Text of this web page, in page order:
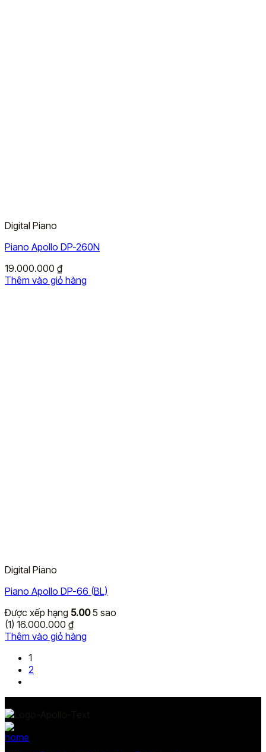
Digital Piano
Piano Apollo DP-260N
19.000.000 ₫
Thêm vào giỏ hàng
Digital Piano
Piano Apollo DP-66 (BL)
Được xếp hạng 5.005 sao
(1) 16.000.000 ₫
Thêm vào giỏ hàng
1
2